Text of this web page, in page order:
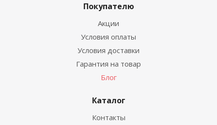
Покупателю
Акции
Условия оплаты
Условия доставки
Гарантия на товар
Блог
Каталог
Контакты